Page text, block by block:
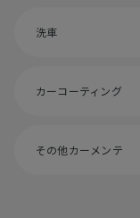
洗車
カーコーティング
その他カーメンテ